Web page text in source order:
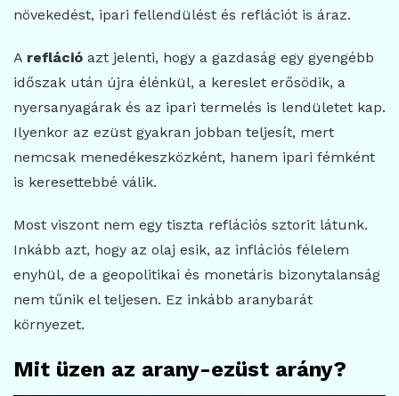
növekedést, ipari fellendülést és reflációt is áraz.
A refláció azt jelenti, hogy a gazdaság egy gyengébb
időszak után újra élénkül, a kereslet erősödik, a
nyersanyagárak és az ipari termelés is lendületet kap.
Ilyenkor az ezüst gyakran jobban teljesít, mert
nemcsak menedékeszközként, hanem ipari fémként
is keresettebbé válik.
Most viszont nem egy tiszta reflációs sztorit látunk.
Inkább azt, hogy az olaj esik, az inflációs félelem
enyhül, de a geopolitikai és monetáris bizonytalanság
nem tűnik el teljesen. Ez inkább aranybarát
környezet.
Mit üzen az arany-ezüst arány?